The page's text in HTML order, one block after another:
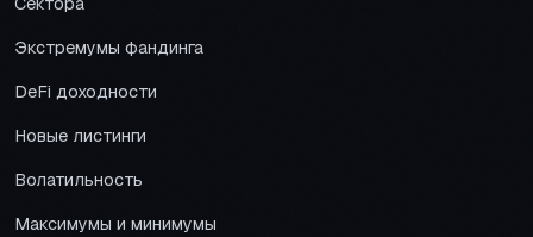
Экстремумы фандинга
DeFi доходности
Новые листинги
Волатильность
Максимумы и минимумы